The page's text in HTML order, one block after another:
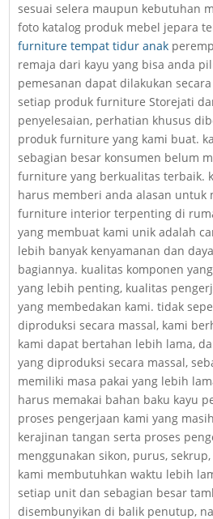
sesuai selera maupun kebutuhan
foto katalog produk mebel jepara
furniture tempat tidur anak
remaja dari kayu yang bisa anda
pemesanan dapat dilakukan
setiap produk furniture Storejati
penyelesaian, perhatian khusus
produk furniture yang kami buat.
sebagian besar konsumen belum
furniture yang berkualitas terbaik.
harus memberi anda alasan untuk
furniture interior terpenting di
yang membuat kami unik adalah
lebih banyak kenyamanan dan
bagiannya. kualitas komponen
yang lebih penting, kualitas
yang membedakan kami. tidak
diproduksi secara massal, kami
kami dapat bertahan lebih lama,
yang diproduksi secara massal,
memiliki masa pakai yang lebih
harus memakai bahan baku kayu
proses pengerjaan kami yang
kerajinan tangan serta proses
menggunakan sikon, purus,
kami membutuhkan waktu lebih
setiap unit dan sebagian besar
disembunyikan di balik penutup,